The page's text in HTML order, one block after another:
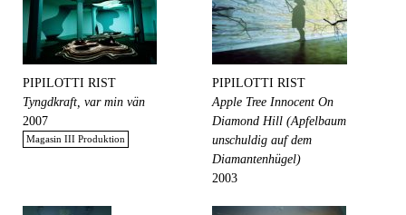
PIPILOTTI RIST
Tyngdkraft, var min vän
2007
Magasin III Produktion
PIPILOTTI RIST
Apple Tree Innocent On
Diamond Hill (Apfelbaum
unschuldig auf dem
Diamantenhügel)
2003